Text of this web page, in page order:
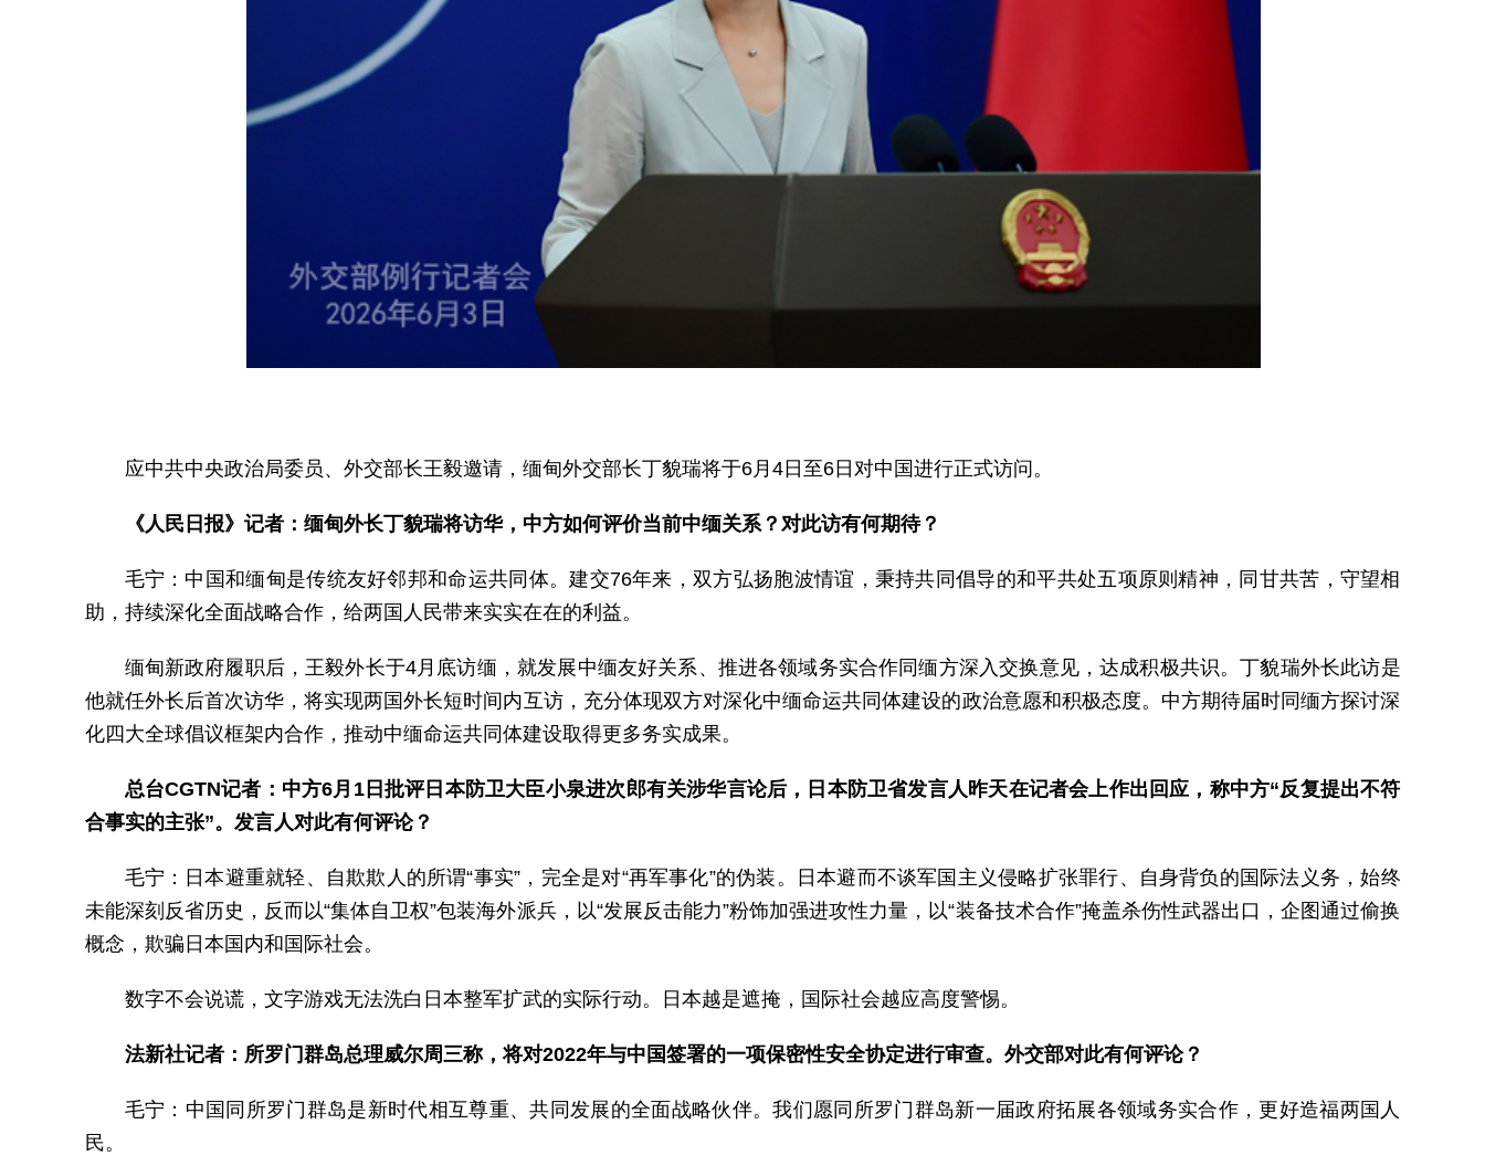
应中共中央政治局委员、外交部长王毅邀请，缅甸外交部长丁貌瑞将于6月4日至6日对中国进行正式访问。
《人民日报》记者：缅甸外长丁貌瑞将访华，中方如何评价当前中缅关系？对此访有何期待？
毛宁：中国和缅甸是传统友好邻邦和命运共同体。建交76年来，双方弘扬胞波情谊，秉持共同倡导的和平共处五项原则精神，同甘共苦，守望相
助，持续深化全面战略合作，给两国人民带来实实在在的利益。
缅甸新政府履职后，王毅外长于4月底访缅，就发展中缅友好关系、推进各领域务实合作同缅方深入交换意见，达成积极共识。丁貌瑞外长此访是
他就任外长后首次访华，将实现两国外长短时间内互访，充分体现双方对深化中缅命运共同体建设的政治意愿和积极态度。中方期待届时同缅方探讨深
化四大全球倡议框架内合作，推动中缅命运共同体建设取得更多务实成果。
总台CGTN记者：中方6月1日批评日本防卫大臣小泉进次郎有关涉华言论后，日本防卫省发言人昨天在记者会上作出回应，称中方“反复提出不符
合事实的主张”。发言人对此有何评论？
毛宁：日本避重就轻、自欺欺人的所谓“事实”，完全是对“再军事化”的伪装。日本避而不谈军国主义侵略扩张罪行、自身背负的国际法义务，始终
未能深刻反省历史，反而以“集体自卫权”包装海外派兵，以“发展反击能力”粉饰加强进攻性力量，以“装备技术合作”掩盖杀伤性武器出口，企图通过偷换
概念，欺骗日本国内和国际社会。
数字不会说谎，文字游戏无法洗白日本整军扩武的实际行动。日本越是遮掩，国际社会越应高度警惕。
法新社记者：所罗门群岛总理威尔周三称，将对2022年与中国签署的一项保密性安全协定进行审查。外交部对此有何评论？
毛宁：中国同所罗门群岛是新时代相互尊重、共同发展的全面战略伙伴。我们愿同所罗门群岛新一届政府拓展各领域务实合作，更好造福两国人
民。